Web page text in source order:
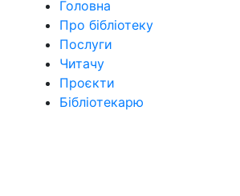
Головна
Про бібліотеку
Послуги
Читачу
Проєкти
Бібліотекарю